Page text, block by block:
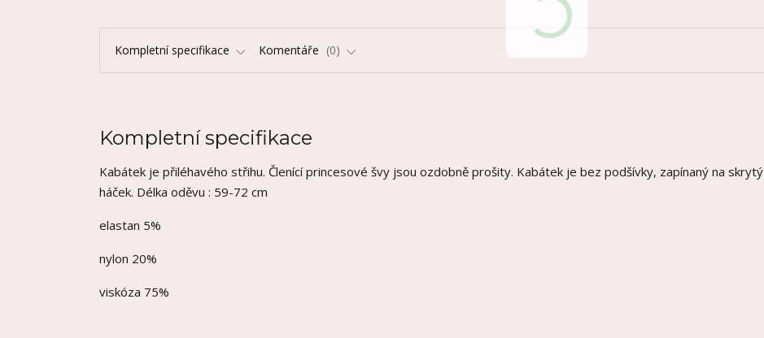
Kompletní specifikace Komentáře 0
Kompletní specifikace
Kabátek je přiléhavého střihu. Členící princesové švy jsou ozdobně prošity. Kabátek je bez podšívky, zapínaný na skrytý
háček. Délka oděvu : 59-72 cm
elastan 5%
nylon 20%
viskóza 75%